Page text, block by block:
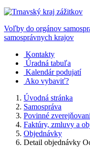
Voľby do orgánov
samosprávnych krajov
Kontakty
Úradná tabuľa
Kalendár podujatí
Ako vybaviť?
Úvodná stránka
Samospráva
Povinné
Faktúry, zmluvy a
Objednávky
Detail objednávky